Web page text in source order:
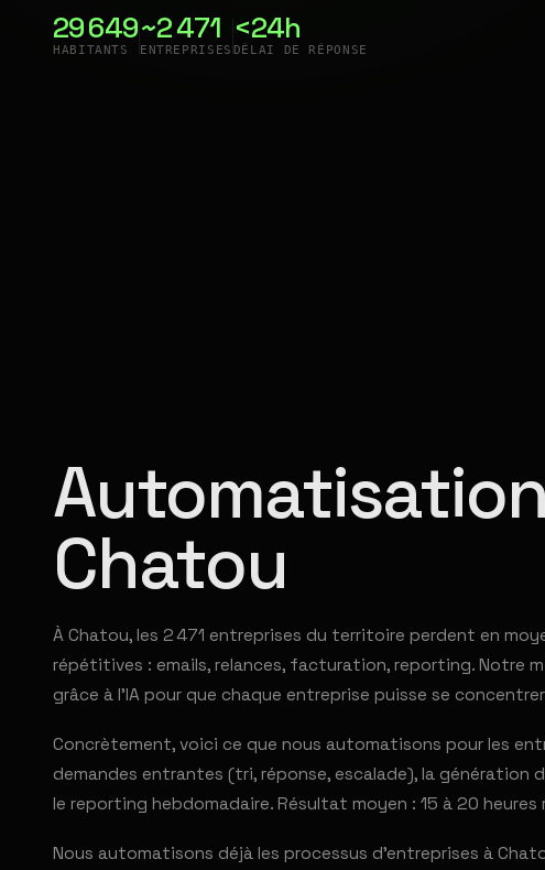
29 649
HABITANTS
~2 471
ENTREPRISES
<24h
DÉLAI DE RÉPONSE
Chatou
À Chatou, les 2 471 entreprises du territoire perdent en
répétitives : emails, relances, facturation, reporting. Notre
grâce à l'IA pour que chaque entreprise puisse se
Concrètement, voici ce que nous automatisons pour les
demandes entrantes (tri, réponse, escalade), la génération
le reporting hebdomadaire. Résultat moyen : 15 à 20
Nous automatisons déjà les processus d'entreprises à